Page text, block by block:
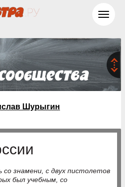
Шурыгин
со знамени, с двух пистолетов
был учебным, со